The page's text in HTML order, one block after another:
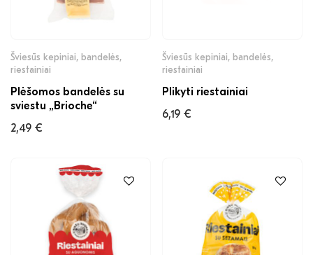
Šviesūs kepiniai, bandelės,
riestainiai
Plėšomos bandelės su
sviestu „Brioche“
2,49 €
Šviesūs kepiniai, bandelės,
riestainiai
Plikyti riestainiai
6,19 €